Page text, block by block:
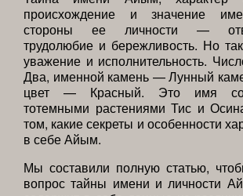
происхождение и значение
стороны ее личности —
трудолюбие и бережливость. Но
уважение и исполнительность.
Два, именной камень — Лунный
цвет — Красный. Это имя
тотемными растениями Тис и
том, какие секреты и особенности
в себе Айым.
Мы составили полную статью,
вопрос тайны имени и личности